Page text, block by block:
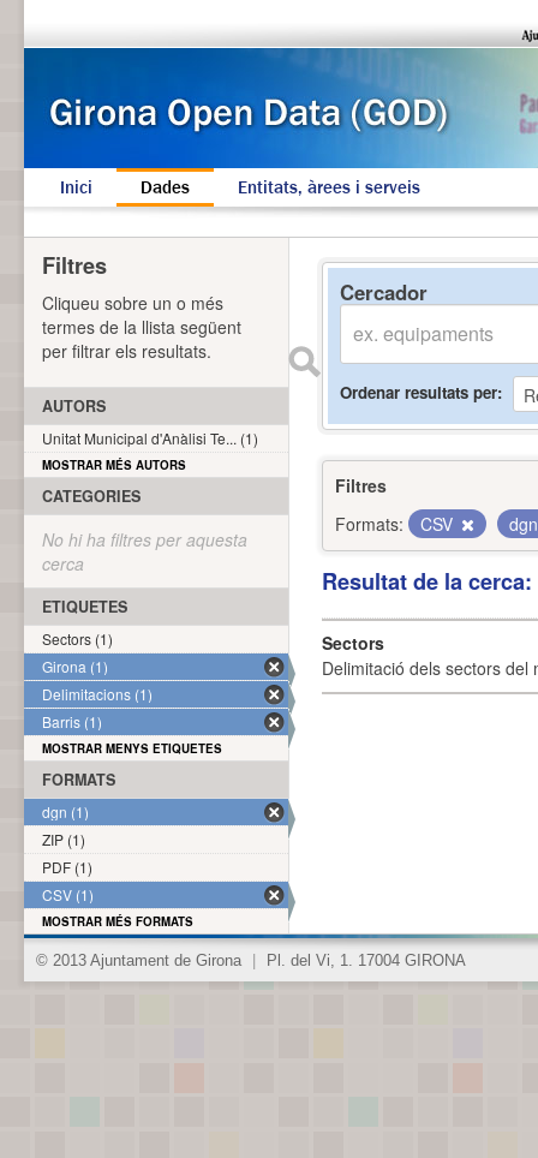
Inici Dades Entitats, àrees i serveis
Cercador
Ordenar resultats per
Filtres
Formats:
CSV
Resultat de la
Sectors
Delimitació dels sectors del
Filtres
Cliqueu sobre un o més
termes de la llista següent
per filtrar els resultats.
AUTORS
Unitat Municipal d'Anàlisi Te... (1)
MOSTRAR MÉS AUTORS
CATEGORIES
No hi ha filtres per aquesta
cerca
ETIQUETES
Sectors (1)
Girona (1)
Delimitacions (1)
Barris (1)
MOSTRAR MENYS ETIQUETES
FORMATS
dgn (1)
ZIP (1)
PDF (1)
CSV (1)
MOSTRAR MÉS FORMATS
© 2013 Ajuntament de Girona Pl. del Vi, 1. 17004 GIRONA